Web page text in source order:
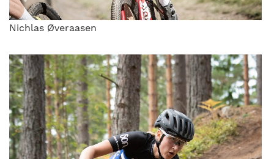
Nichlas Øveraasen